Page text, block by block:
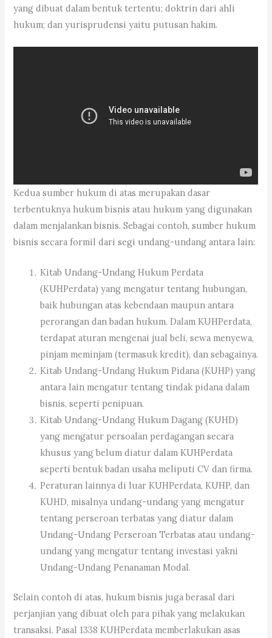
yang dibuat dalam bentuk tertentu; doktrin dari ahli
hukum; dan yurisprudensi yaitu putusan hakim.
Kedua sumber hukum di atas merupakan dasar
terbentuknya hukum bisnis atau hukum yang digunakan
dalam menjalankan bisnis. Sebagai contoh, sumber hukum
bisnis secara formil dari segi undang-undang antara lain:
Kitab Undang-Undang Hukum Perdata
(KUHPerdata) yang mengatur tentang hubungan,
baik hubungan atas kebendaan maupun antara
perorangan dan badan hukum. Dalam KUHPerdata,
terdapat aturan mengenai jual beli, sewa menyewa,
pinjam meminjam (termasuk kredit), dan sebagainya.
Kitab Undang-Undang Hukum Pidana (KUHP) yang
antara lain mengatur tentang tindak pidana dalam
bisnis, seperti penipuan.
Kitab Undang-Undang Hukum Dagang (KUHD)
yang mengatur persoalan perdagangan secara
khusus yang belum diatur dalam KUHPerdata
seperti bentuk badan usaha meliputi CV dan firma.
Peraturan lainnya di luar KUHPerdata, KUHP, dan
KUHD, misalnya undang-undang yang mengatur
tentang perseroan terbatas yang diatur dalam
Undang-Undang Perseroan Terbatas atau undang-
undang yang mengatur tentang investasi yakni
Undang-Undang Penanaman Modal.
Selain contoh di atas, hukum bisnis juga berasal dari
perjanjian yang dibuat oleh para pihak yang melakukan
transaksi. Pasal 1338 KUHPerdata memberlakukan asas